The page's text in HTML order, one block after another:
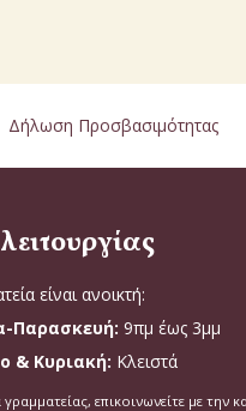
Δήλωση Προσβασιμότητας
είναι ανοικτή:
Παρασκευή: 9πμ έως 3μμ
& Κυριακή: Κλειστά
γραμματείας, επικοινωνείτε με την